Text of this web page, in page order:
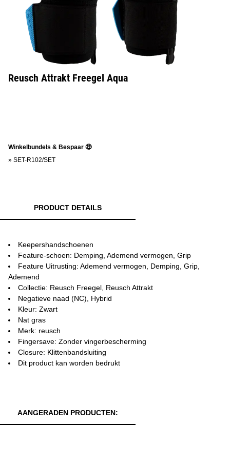
Reusch Attrakt Freegel Aqua
Winkelbundels & Bespaar 🤑
» SET-R102/SET
PRODUCT DETAILS
Keepershandschoenen
Feature-schoen: Demping, Ademend vermogen, Grip
Feature Uitrusting: Ademend vermogen, Demping, Grip,
Ademend
Collectie: Reusch Freegel, Reusch Attrakt
Negatieve naad (NC), Hybrid
Kleur: Zwart
Nat gras
Merk: reusch
Fingersave: Zonder vingerbescherming
Closure: Klittenbandsluiting
Dit product kan worden bedrukt
AANGERADEN PRODUCTEN: